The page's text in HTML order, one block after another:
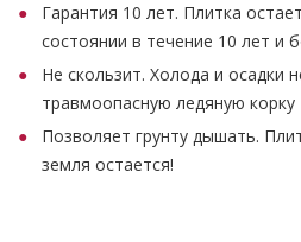
Гарантия 10 лет. Плитка
состоянии в течение 10 лет и
Не скользит. Холода и осадки
травмоопасную ледяную корку
Позволяет грунту дышать.
земля остается!